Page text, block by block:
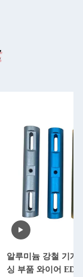
알루미늄 강철 기계
싱 부품 와이어